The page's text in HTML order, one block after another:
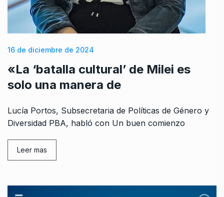
16 de diciembre de 2024
«La ‘batalla cultural’ de Milei es
solo una manera de
Lucía Portos, Subsecretaria de Políticas de Género y
Diversidad PBA, habló con Un buen comienzo
Leer mas